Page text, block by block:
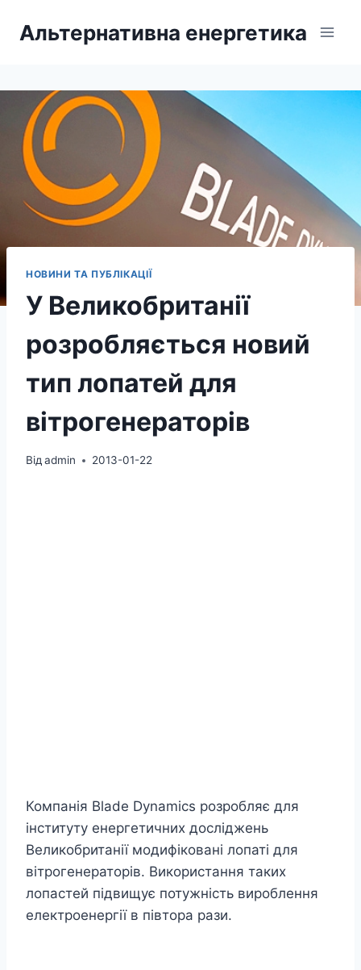
Альтернативна енергетика
НОВИНИ ТА ПУБЛІКАЦІЇ
У Великобританії
розробляється новий
тип лопатей для
вітрогенераторів
Від admin 2013-01-22
Компанія Blade Dynamics розробляє для
інституту енергетичних досліджень
Великобританії модифіковані лопаті для
вітрогенераторів. Використання таких
лопастей підвищує потужність вироблення
електроенергії в півтора рази.